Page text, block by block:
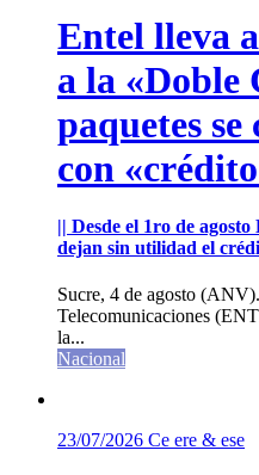
Entel lleva
a la «Doble
paquetes
con
|| Desde el 1ro de
dejan sin utilidad el
Sucre, 4 de agosto
Telecomunicaciones
la...
Nacional
23/07/2026 Ce ere & ese